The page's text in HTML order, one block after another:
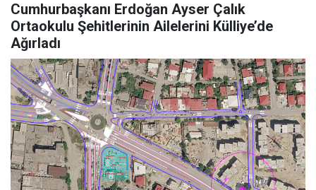
Cumhurbaşkanı Erdoğan Ayser Çalık
Ortaokulu Şehitlerinin Ailelerini Külliye’de
Ağırladı